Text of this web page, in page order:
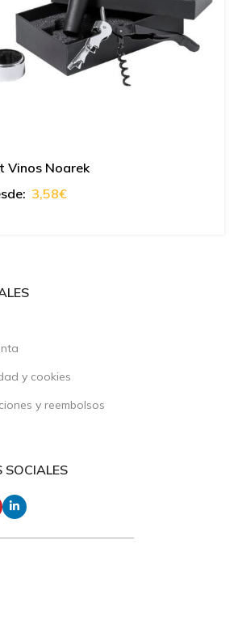
Vinos Noarek
3,58€
y cookies
y reembolsos
SOCIALES